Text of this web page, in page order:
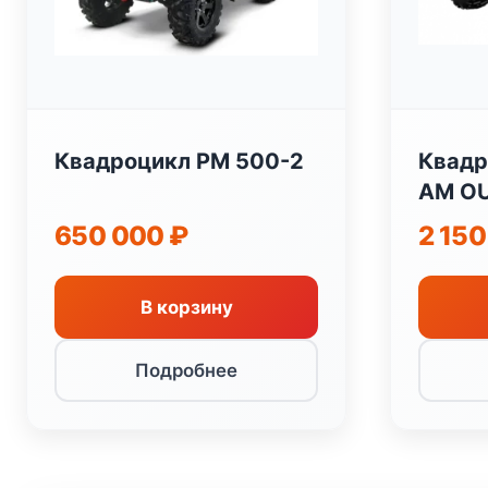
Квадроцикл РМ 500-2
650 000 ₽
В корзину
Подробнее
AM
DPS
2